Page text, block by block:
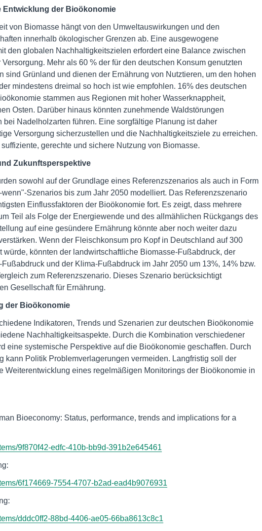
Entwicklung der Bioökonomie
von Biomasse hängt von den Umweltauswirkungen und den
innerhalb ökologischer Grenzen ab. Eine ausgewogene
den globalen Nachhaltigkeitszielen erfordert eine Balance zwischen
Mehr als 60 % der für den deutschen Konsum genutzten
sind Grünland und dienen der Ernährung von Nutztieren, um den hohen
mindestens dreimal so hoch ist wie empfohlen. 16% des deutschen
stammen aus Regionen mit hoher Wasserknappheit,
Osten. Darüber hinaus könnten zunehmende Waldstörungen
bei Nadelholzarten führen. Eine sorgfältige Planung ist daher
Versorgung sicherzustellen und die Nachhaltigkeitsziele zu erreichen.
gerechte und sichere Nutzung von Biomasse.
Zukunftsperspektive
sowohl auf der Grundlage eines Referenzszenarios als auch in Form
Szenarios bis zum Jahr 2050 modelliert. Das Referenzszenario
Einflussfaktoren der Bioökonomie fort. Es zeigt, dass mehrere
Teil als Folge der Energiewende und des allmählichen Rückgangs des
auf eine gesündere Ernährung könnte aber noch weiter dazu
Wenn der Fleischkonsum pro Kopf in Deutschland auf 300
würde, könnten der landwirtschaftliche Biomasse-Fußabdruck, der
und der Klima-Fußabdruck im Jahr 2050 um 13%, 14% bzw.
zum Referenzszenario. Dieses Szenario berücksichtigt
Gesellschaft für Ernährung.
der Bioökonomie
Indikatoren, Trends und Szenarien zur deutschen Bioökonomie
Nachhaltigkeitsaspekte. Durch die Kombination verschiedener
eine systemische Perspektive auf die Bioökonomie geschaffen. Durch
kann Politik Problemverlagerungen vermeiden. Langfristig soll der
Weiterentwicklung eines regelmäßigen Monitorings der Bioökonomie in
Bioeconomy: Status, performance, trends and implications for a
9f870f42-edfc-410b-bb9d-391b2e645461
6f174669-7554-4707-b2ad-ead4b9076931
dddc0ff2-88bd-4406-ae05-66ba8613c8c1